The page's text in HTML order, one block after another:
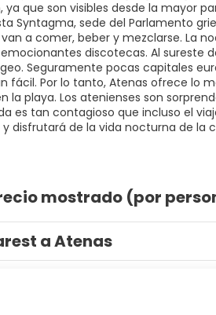
que son visibles desde la mayor
Syntagma, sede del Parlamento
a comer, beber y mezclarse. La
discotecas. Al
Seguramente pocas capitales
fácil. Por lo tanto, Atenas ofrece lo
la playa. Los atenienses son
es tan contagioso que incluso el
disfrutará de la vida nocturna de la
mostrado (por
a Atenas